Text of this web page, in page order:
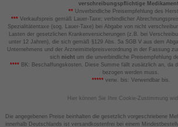
verschreibungspflichtige
** Unverbindliche Preisempfehlung des
*** Verkaufspreis gemäß Lauer-Taxe; verbindlicher
Spezialitätentaxe (sog. Lauer-Taxe) bei Abgabe von nicht
Lasten der gesetzlichen Krankenversicherungen (z.B. bei
unter 12 Jahren), die sich gemäß §129 Abs. 5a SGB V aus dem
Unternehmens und der Arzneimittelpreisverordnung in der Fassung
sich nicht um die unverbindliche Preisempfehlung
****BK: Beschaffungskosten. Diese Summe fällt zusätzlich an, da
bezogen werden muss.
*****verw. bis: Verwendbar bis.
Hier können Sie Ihre Cookie-Zustimmung
Die angegebenen Preise beinhalten die gesetzlich vorgeschriebene
innerhalb Deutschlands ist versandkostenfrei bei einem